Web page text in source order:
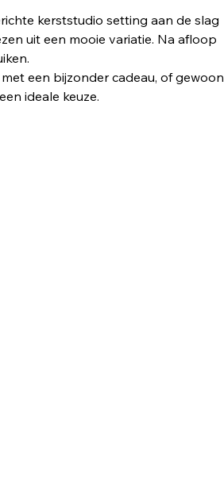
kerststudio setting aan de slag
uit een mooie variatie. Na afloop
een bijzonder cadeau, of gewoon
ideale keuze.